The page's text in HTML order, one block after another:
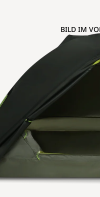
BILD IM